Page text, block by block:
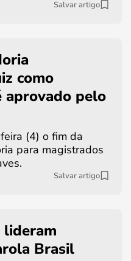
Salvar artigo
como
aprovado pelo
(4) o fim da
para magistrados
Salvar artigo
lideram
Brasil